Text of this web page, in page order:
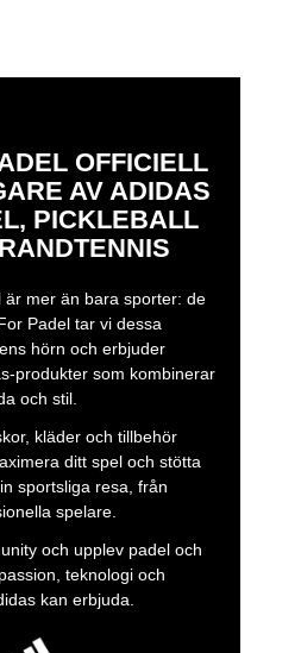
OFFICIELL
AV ADIDAS
PICKLEBALL
är mer än bara sporter: de
Padel tar vi dessa
hörn och erbjuder
produkter som kombinerar
och stil.
kläder och tillbehör
ditt spel och stötta
sportsliga resa, från
spelare.
och upplev padel och
teknologi och
kan erbjuda.